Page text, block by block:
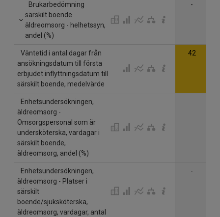
Brukarbedömning
särskilt boende
äldreomsorg - helhetssyn,
andel (%)
-
Väntetid i antal dagar från
ansökningsdatum till första
erbjudet inflyttningsdatum till
särskilt boende, medelvärde
42
Enhetsundersökningen,
äldreomsorg -
Omsorgspersonal som är
undersköterska, vardagar i
särskilt boende,
äldreomsorg, andel (%)
Enhetsundersökningen,
äldreomsorg - Platser i
särskilt
boende/sjuksköterska,
äldreomsorg, vardagar, antal
-